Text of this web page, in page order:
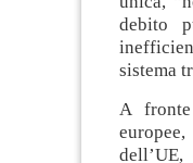
debito
sistema
A